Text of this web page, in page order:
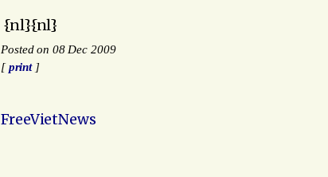
{nl}{nl}
Posted on 08 Dec 2009
[print]
FreeVietNews